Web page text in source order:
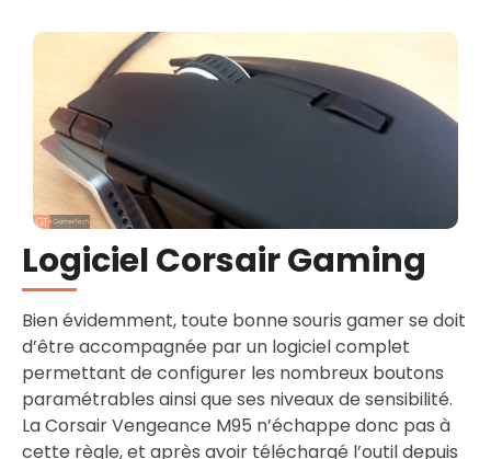
Logiciel Corsair Gaming
Bien évidemment, toute bonne souris gamer se doit
d’être accompagnée par un logiciel complet
permettant de configurer les nombreux boutons
paramétrables ainsi que ses niveaux de sensibilité.
La Corsair Vengeance M95 n’échappe donc pas à
cette règle, et après avoir téléchargé l’outil depuis